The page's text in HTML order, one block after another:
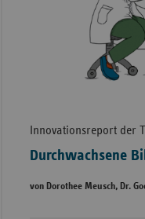
Innovationsreport der
Durchwachsene
von Dorothee Meusch, Dr.